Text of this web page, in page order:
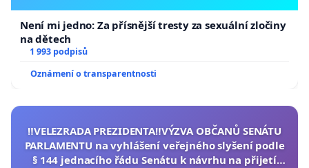
Není mi jedno: Za přísnější tresty za sexuální zločiny
na dětech
1 993 podpisů
Oznámení o transparentnosti
‼️VELEZRADA PREZIDENTA‼️VÝZVA OBČANŮ SENÁTU
PARLAMENTU na vyhlášení veřejného slyšení podle
§ 144 jednacího řádu Senátu k návrhu na přijetí